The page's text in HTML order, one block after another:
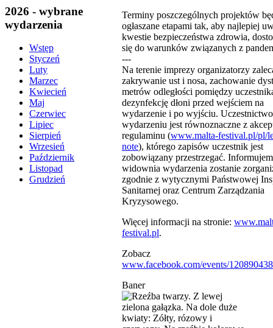
2026 - wybrane
wydarzenia
Wstęp
Styczeń
Luty
Marzec
Kwiecień
Maj
Czerwiec
Lipiec
Sierpień
Wrzesień
Październik
Listopad
Grudzień
Terminy poszczególnych projektów
ogłaszane etapami tak, aby najlepiej
kwestie bezpieczeństwa zdrowia,
się do warunków związanych z
---
Na terenie imprezy organizatorzy
zakrywanie ust i nosa, zachowanie
metrów odległości pomiędzy
dezynfekcję dłoni przed wejściem na
wydarzenie i po wyjściu.
wydarzeniu jest równoznaczne z
regulaminu (www.malta-festival.pl/pl/
note), którego zapisów uczestnik jest
zobowiązany przestrzegać.
widownia wydarzenia zostanie
zgodnie z wytycznymi Państwowej
Sanitarnej oraz Centrum Zarządzania
Kryzysowego.
Więcej informacji na stronie:
festival.pl.
Zobacz
www.facebook.com/events/
Baner